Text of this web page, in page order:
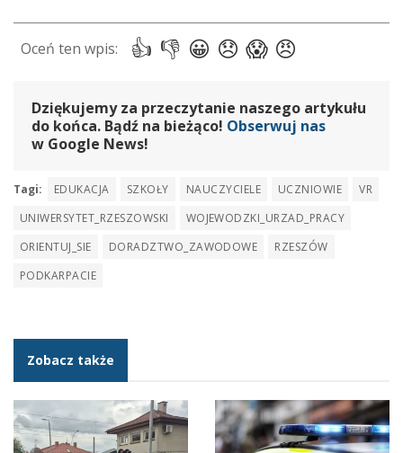
Dziękujemy za przeczytanie naszego artykułu
do końca. Bądź na bieżąco! Obserwuj nas
w Google News!
Tagi: EDUKACJA SZKOŁY NAUCZYCIELE UCZNIOWIE
VR
UNIWERSYTET_RZESZOWSKI
WOJEWODZKI_URZAD_PRACY
ORIENTUJ_SIE
DORADZTWO_ZAWODOWE
RZESZÓW
PODKARPACIE
Zobacz także